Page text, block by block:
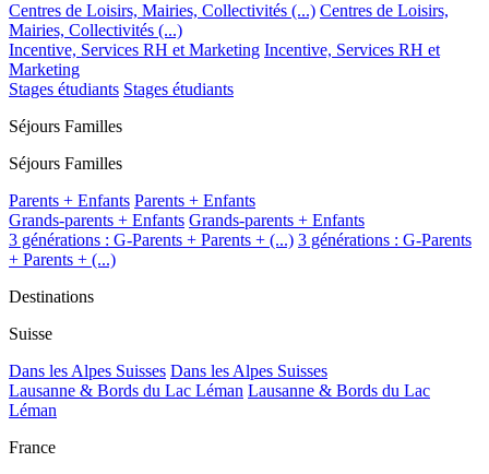
Centres de Loisirs, Mairies, Collectivités (...) Centres de Loisirs,
Mairies, Collectivités (...)
Incentive, Services RH et Marketing Incentive, Services RH et
Marketing
Stages étudiants Stages étudiants
Séjours Familles
Séjours Familles
Parents + Enfants Parents + Enfants
Grands-parents + Enfants Grands-parents + Enfants
3 générations : G-Parents + Parents + (...) 3 générations : G-Parents
+ Parents + (...)
Destinations
Suisse
Dans les Alpes Suisses Dans les Alpes Suisses
Lausanne & Bords du Lac Léman Lausanne & Bords du Lac
Léman
France